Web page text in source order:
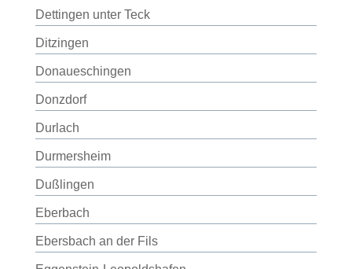
Dettingen unter Teck
Ditzingen
Donaueschingen
Donzdorf
Durlach
Durmersheim
Dußlingen
Eberbach
Ebersbach an der Fils